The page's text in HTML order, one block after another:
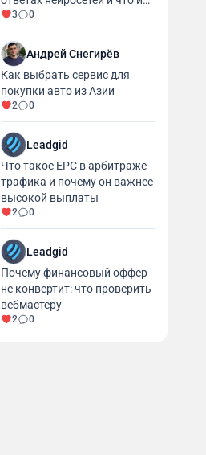
этого вышло
3 0
Андрей Снегирёв
Как выбрать сервис для
покупки авто из Азии
2 0
Leadgid
Что такое EPC в арбитраже
трафика и почему он важнее
высокой выплаты
2 0
Leadgid
Почему финансовый оффер
не конвертит: что проверить
вебмастеру
2 0